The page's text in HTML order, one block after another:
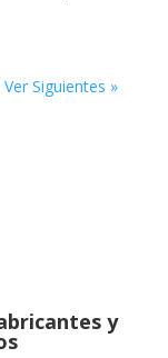
Ver Siguientes »
y